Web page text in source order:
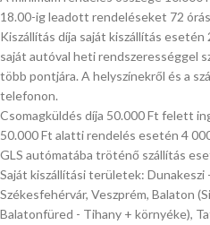
18.00-ig leadott rendeléseket 72
Kiszállítás díja saját kiszállítás
saját autóval heti rendszerességgel
több pontjára. A helyszínekről és a
telefonon.
Csomagküldés díja 50.000 Ft felett
50.000 Ft alatti rendelés esetén 4
GLS autómatába tröténő szállítás
Saját kiszállítási területek: Dunakeszi
Székesfehérvár, Veszprém, Balaton
Balatonfüred - Tihany + környéke),